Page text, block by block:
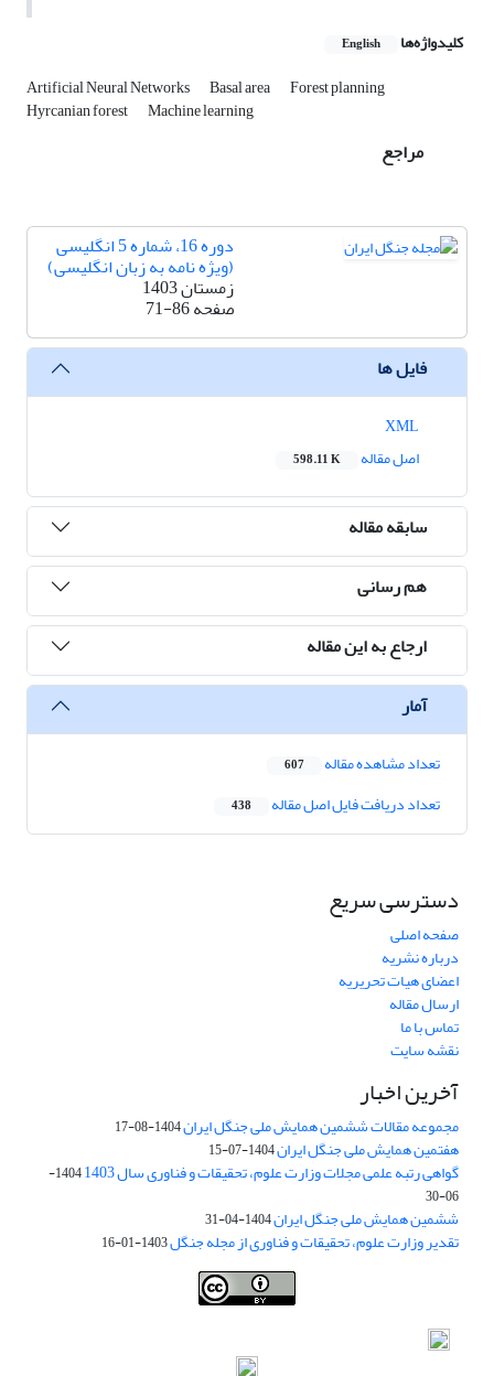
کلیدواژه‌ها English
Artificial Neural Networks Basal area Forest planning
Hyrcanian forest Machine learning
مراجع
دوره 16، شماره 5 انگلیسی
(ویژه نامه به زبان انگلیسی)
زمستان 1403
صفحه71-86
فایل ها
اصل مقاله
598.11 K
سابقه مقاله
هم رسانی
ارجاع به این مقاله
آمار
تعداد مشاهده مقاله 607
تعداد دریافت فایل اصل مقاله 438
دسترسی سریع
صفحه اصلی
درباره نشریه
اعضای هیات تحریریه
ارسال مقاله
تماس با ما
نقشه سایت
آخرین اخبار
مجموعه مقالات ششمین همایش ملی جنگل ایران1404-08-17
هفتمین همایش ملی جنگل ایران1404-07-15
گواهی رتبه علمی مجلات وزارت علوم، تحقیقات و فناوری سال 1403
1404-
06-30
ششمین همایش ملی جنگل ایران1404-04-31
تقدیر وزارت علوم، تحقیقات و فناوری از مجله جنگل1403-01-16